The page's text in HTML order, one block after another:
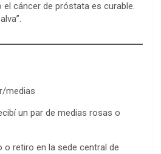
el cáncer de próstata es curable.
medias
un par de medias rosas o
o retiro en la sede central de